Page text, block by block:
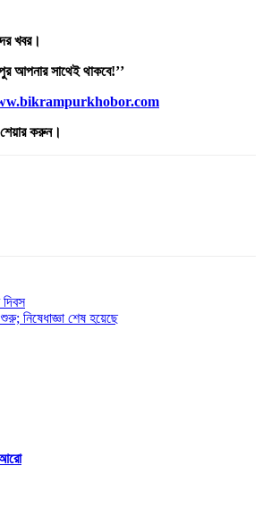
খবর।
আপনার সাথেই থাকবে!’’
শেয়ার করুন।
নিষেধাজ্ঞা শেষ হয়েছে